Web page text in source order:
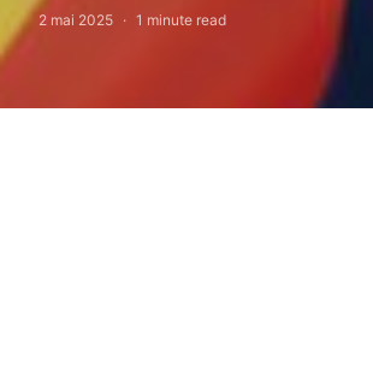
2 mai 2025 1 minute read